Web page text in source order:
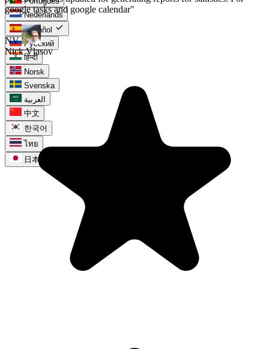
Nederlands
Español check
Русский
हिन्दी
Norsk
Svenska
العربية
中文
한국어
ไทย
日本語